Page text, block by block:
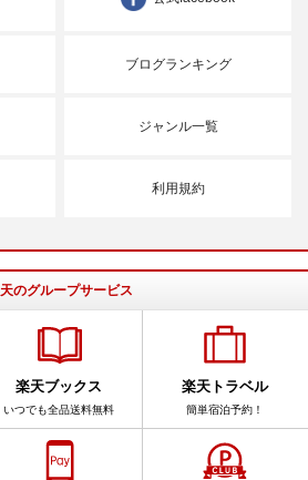
ブログランキング
ジャンル一覧
利用規約
のグループサービス
楽天ブックス
いつでも全品送料無料
楽天トラベル
簡単宿泊予約！